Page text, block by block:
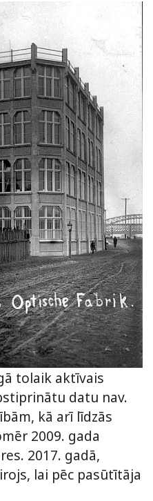
tolaik aktīvais
datu nav.
kā arī līdzās
2009. gada
2017. gadā,
lai pēc pasūtītāja